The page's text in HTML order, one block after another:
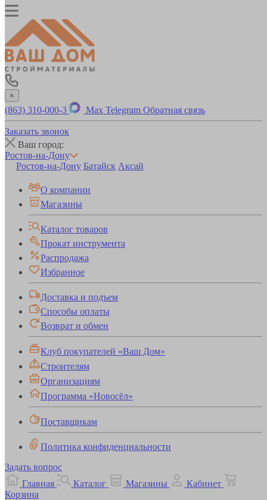
×
(863) 310-000-3 Max Telegram Обратная связь
Заказать звонок
Ваш город:
Ростов-на-Дону
Ростов-на-Дону Батайск Аксай
О компании
Магазины
Каталог товаров
Прокат инструмента
Распродажа
Избранное
Доставка и подъем
Способы оплаты
Возврат и обмен
Клуб покупателей «Ваш Дом»
Строителям
Организациям
Программа «Новосёл»
Поставщикам
Политика конфиденциальности
Задать вопрос
Главная
Каталог Магазины
Кабинет
Корзина